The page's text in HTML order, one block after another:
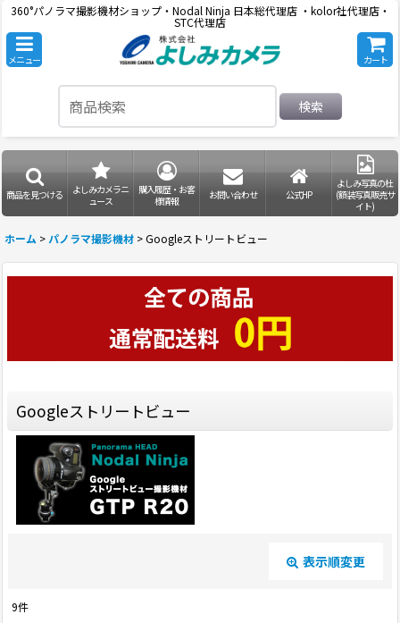
360°パノラマ撮影機材ショップ・Nodal Ninja 日本総代理店 ・kolor社代理店・
STC代理店
メニュー カート
検索
商品を見つける
よしみカメラニ
ュース
購入履歴・お客
様情報
お問い合わせ 公式HP
よしみ写真の杜
(額装写真販売サ
イト)
ホーム > パノラマ撮影機材 >Googleストリートビュー
Googleストリートビュー
表示順変更
閉じる
9件